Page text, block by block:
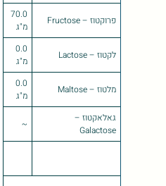
פרוקטוז – Fructose
70.0
מ"ג
לקטוז – Lactose
0.0
מ"ג
מלטוז – Maltose
0.0
מ"ג
גאלאקטוז –
Galactose
~